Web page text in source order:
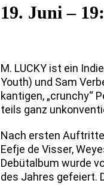
19. Juni –
M. LUCKY ist ein
Youth) und Sam
kantigen, „crunchy“
teils ganz
Nach ersten
Eefje de Visser,
Debütalbum wurde
des Jahres gefeiert.